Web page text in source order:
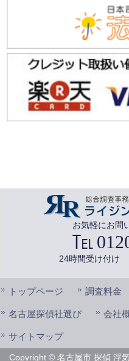
お気軽にお問
24時間受け付け
トップページ 調査料金
名古屋探偵社選び 会社
サイトマップ
Copyright © 名古屋市 探偵 浮